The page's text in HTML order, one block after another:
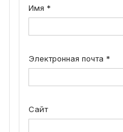
Имя *
Электронная почта *
Сайт